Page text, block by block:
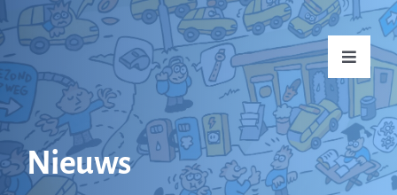
naar
inhoud
Toggle
Home
Nieuws